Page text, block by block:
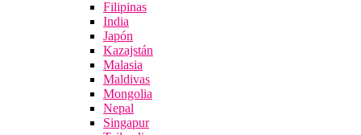
Filipinas
India
Japón
Kazajstán
Malasia
Maldivas
Mongolia
Nepal
Singapur